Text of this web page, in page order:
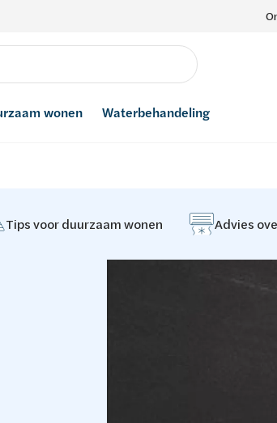
wonen Waterbehandeling
Tips voor duurzaam wonen Advies